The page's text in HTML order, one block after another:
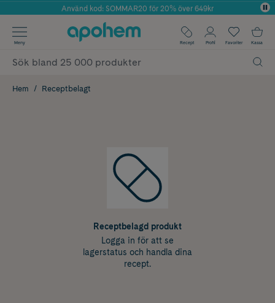
Årets Butik 2025 inom Skönhet
Använd kod: SOMMAR20 för 20% över 649kr
✓ Fri frakt
✓ Poäng på alla köp*
Meny Recept Profil Favoriter Kassa
Hem Receptbelagt
Receptbelagd produkt
Logga in för att se
lagerstatus och handla dina
recept.